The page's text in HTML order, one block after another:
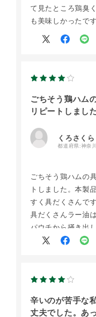
て見たところ鶏臭
も美味しかったです
ごちそう鶏ハム
リピートしました
くろさくら
都道府県:神奈
ごちそう鶏ハムの
トしました。本製
すく具だくさんで
具だくさんラー油
パウチから掻き出
した
辛いのが苦手な
丈夫でした。あ